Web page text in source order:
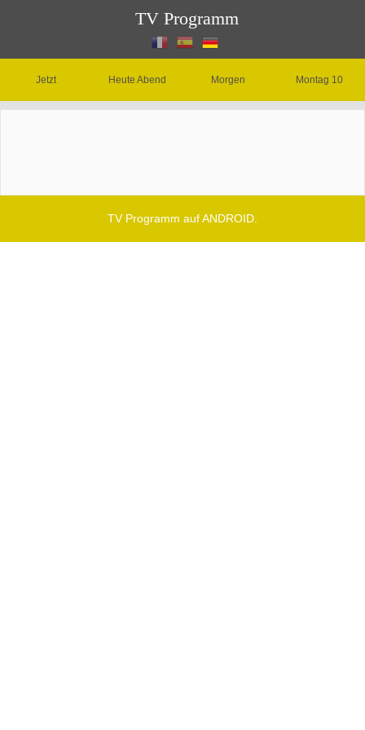
TV Programm
Jetzt Heute Abend Morgen Montag 10
TV Programm auf ANDROID.